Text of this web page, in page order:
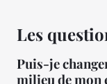
Les
Puis-je
milieu de mon